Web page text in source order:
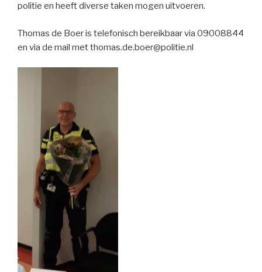
politie en heeft diverse taken mogen uitvoeren.
Thomas de Boer is telefonisch bereikbaar via 09008844
en via de mail met thomas.de.boer@politie.nl